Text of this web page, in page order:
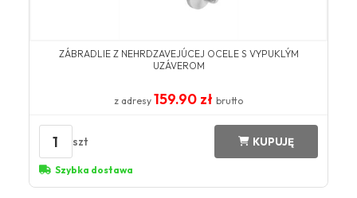
ZÁBRADLIE Z NEHRDZAVEJÚCEJ OCELE S VYPUKLÝM
UZÁVEROM
z adresy 159.90 zł brutto
1 szt KUPUJĘ
Szybka dostawa